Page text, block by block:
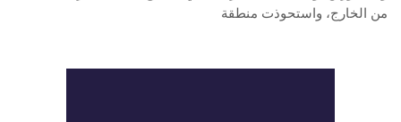
من الخارج، واستحوذت منطقة